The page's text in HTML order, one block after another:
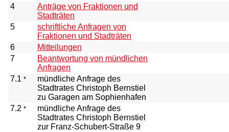
4
Anträge von Fraktionen und
Stadträten
5
schriftliche Anfragen von
Fraktionen und Stadträten
6
Mitteilungen
7
Beantwortung von mündlichen
Anfragen
7.1 *
mündliche Anfrage des
Stadtrates Christoph Bernstiel
zu Garagen am Sophienhafen
7.2 *
mündliche Anfrage des
Stadtrates Christoph Bernstiel
zur Franz-Schubert-Straße 9